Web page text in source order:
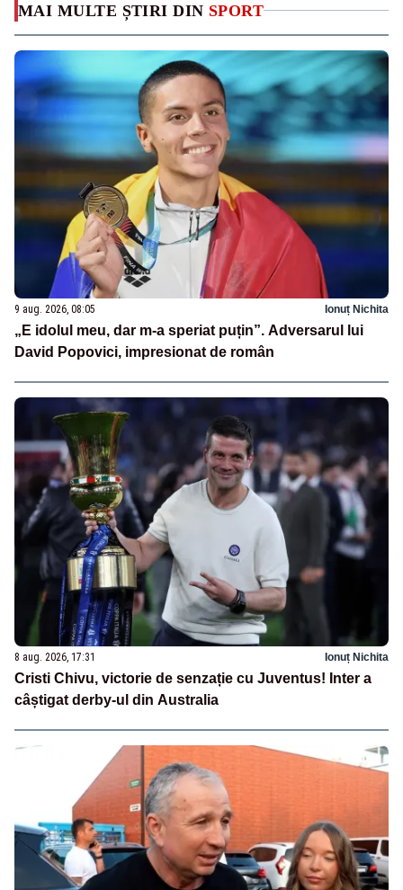
MAI MULTE ȘTIRI DIN SPORT
9 aug. 2026, 08:05 Ionuț Nichita
„E idolul meu, dar m-a speriat puțin”. Adversarul lui
David Popovici, impresionat de român
8 aug. 2026, 17:31 Ionuț Nichita
Cristi Chivu, victorie de senzație cu Juventus! Inter a
câștigat derby-ul din Australia